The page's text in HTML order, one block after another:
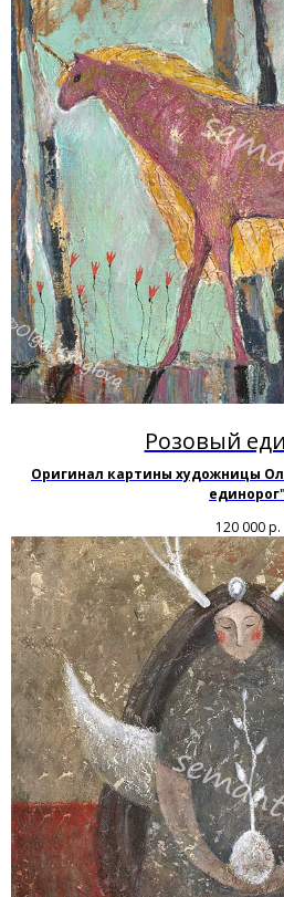
Розовый
Оригинал картины художницы
единорог"
120 000 р.